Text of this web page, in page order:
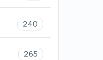
240
265